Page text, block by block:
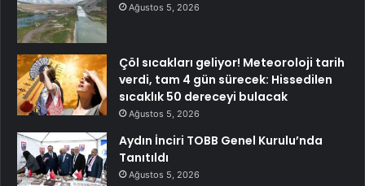
Ağustos 5, 2026
Çöl sıcakları geliyor! Meteoroloji tarih
verdi, tam 4 gün sürecek: Hissedilen
sıcaklık 50 dereceyi bulacak
Ağustos 5, 2026
Aydın İnciri TOBB Genel Kurulu’nda
Tanıtıldı
Ağustos 5, 2026